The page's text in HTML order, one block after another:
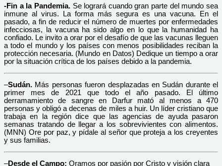
-Fin a la Pandemia.Se logrará cuando gran parte del mundo sea
inmune al virus. La forma más segura es una vacuna. En el
pasado, a fin de reducir el número de muertes por enfermedades
infecciosas, la vacuna ha sido algo en lo que la humanidad ha
confiado. Le invito a orar por el desafío de que las vacunas lleguen
a todo el mundo y los países con menos posibilidades reciban la
protección necesaria. (Mundo en Datos) Dedique un tiempo a orar
por la situación crítica de los países debido a la pandemia.
–Sudán. Más personas fueron desplazadas en Sudán durante el
primer mes de 2021 que todo el año pasado. El último
derramamiento de sangre en Darfur mató al menos a 470
personas y obligó a decenas de miles a huir. Un líder cristiano que
trabaja en la región dice que las agencias de ayuda pasaron
semanas tratando de llegar a los sobrevivientes con alimentos.
(MNN) Ore por paz, y pídale al señor que proteja a los creyentes
y sus familias.
–Desde el Campo: Oramos por pasión por Cristo y visión clara